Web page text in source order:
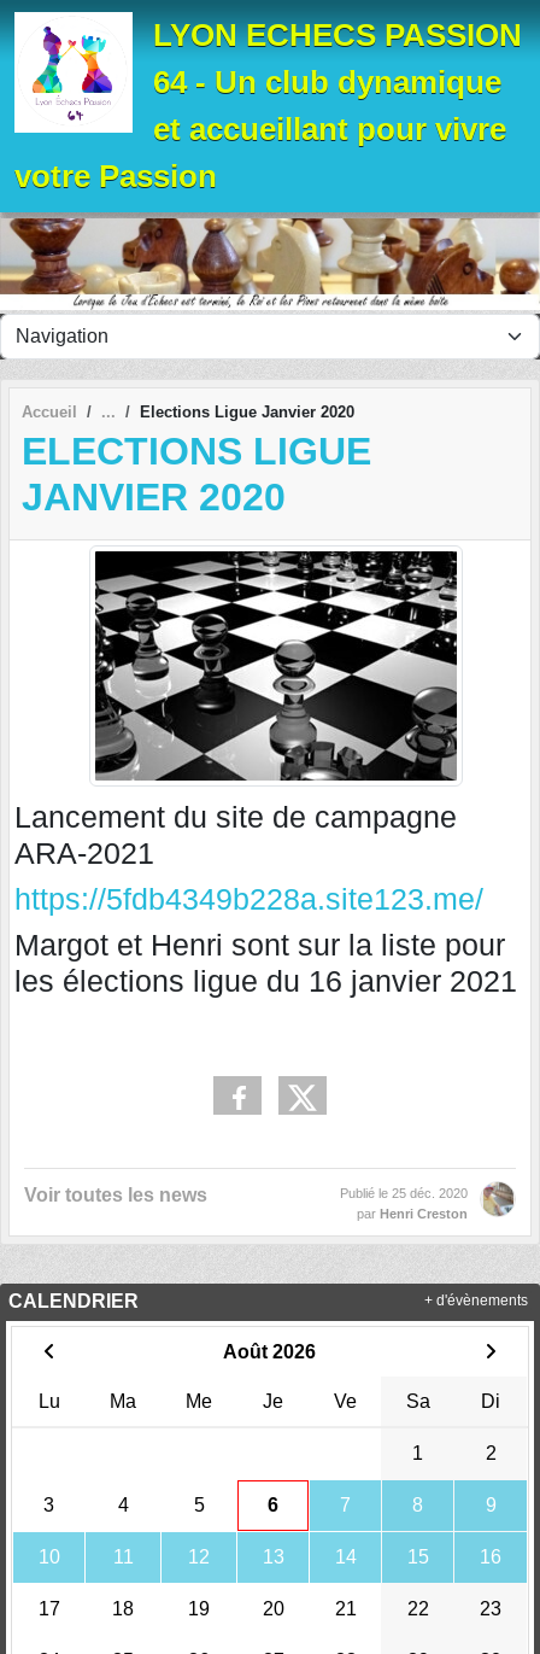
LYON ECHECS PASSION
64 - Un club dynamique
et accueillant pour vivre
votre Passion
Accueil Elections Ligue Janvier 2020
ELECTIONS LIGUE
JANVIER 2020
Lancement du site de campagne
ARA-2021
https://5fdb4349b228a.site123.me/
Margot et Henri sont sur la liste pour
les élections ligue du 16 janvier 2021
Voir toutes les news Publié le 25 déc. 2020
par Henri Creston
CALENDRIER
Août 2026
Lu Ma Me Je Ve Sa Di
1 2
3 4 5 6 7 8 9
10 11 12 13 14 15 16
17 18 19 20 21 22 23
+ d'évènements
Panneau de gestion des cookies